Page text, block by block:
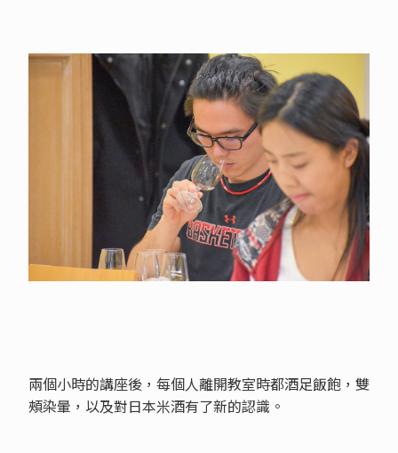
兩個小時的講座後，每個人離開教室時都酒足飯飽，雙
頰染暈，以及對日本米酒有了新的認識。